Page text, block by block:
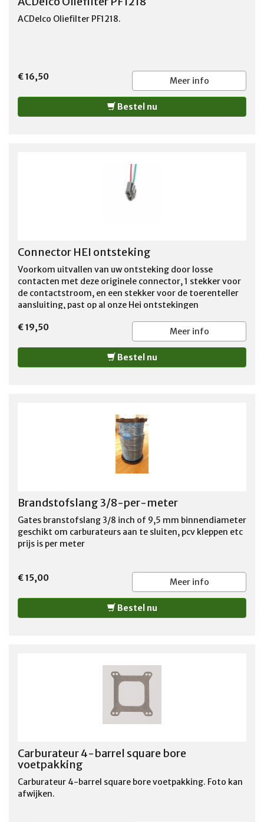
ACDelco Oliefilter PF1218.
€ 16,50 Meer info
Bestel nu
Connector HEI ontsteking
Voorkom uitvallen van uw ontsteking door losse
contacten met deze originele connector, 1 stekker voor
de contactstroom, en een stekker voor de toerenteller
aansluiting, past op al onze Hei ontstekingen
€ 19,50 Meer info
Bestel nu
Brandstofslang 3/8-per-meter
Gates branstofslang 3/8 inch of 9,5 mm binnendiameter
geschikt om carburateurs aan te sluiten, pcv kleppen etc
prijs is per meter
€ 15,00 Meer info
Bestel nu
Carburateur 4-barrel square bore
voetpakking
Carburateur 4-barrel square bore voetpakking. Foto kan
afwijken.